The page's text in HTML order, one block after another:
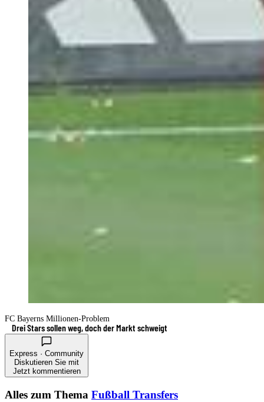
FC Bayerns Millionen-Problem
Drei Stars sollen weg, doch der Markt schweigt
Express · Community
Diskutieren Sie mit
Jetzt kommentieren
Alles zum Thema Fußball Transfers